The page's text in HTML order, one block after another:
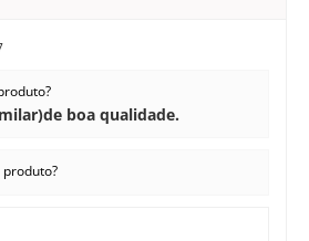
boa qualidade.
produto?